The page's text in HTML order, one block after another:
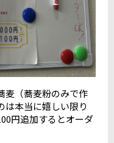
麦（蕎麦粉のみで作
は本当に嬉しい限り
円追加するとオーダ